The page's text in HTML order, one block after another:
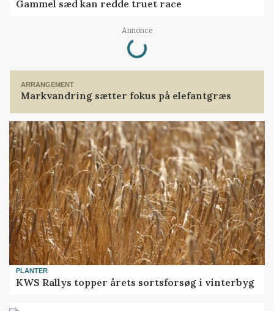
Gammel sæd kan redde truet race
Annonce
Loading...
ARRANGEMENT
Markvandring sætter fokus på elefantgræs
PLANTER
KWS Rallys topper årets sortsforsøg i vinterbyg